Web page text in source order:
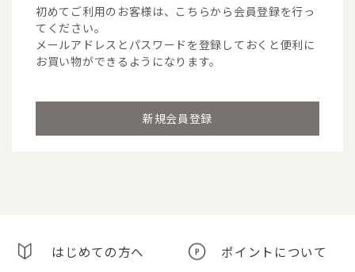
初めてご利用のお客様は、こちらから会員登録を行っ
てください。
メールアドレスとパスワードを登録しておくと便利に
お買い物ができるようになります。
はじめての方へ ポイントについて